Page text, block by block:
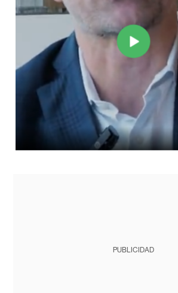
PUBLICIDAD